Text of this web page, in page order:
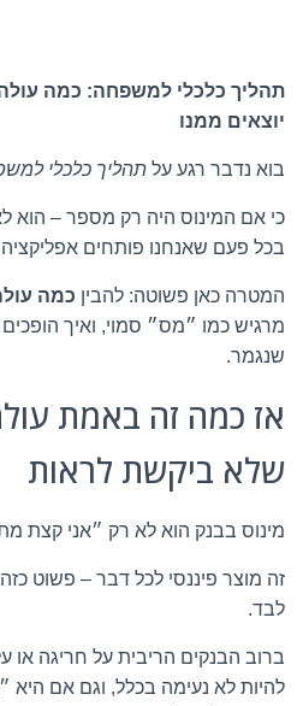
תהליך כלכלי למשפחה: כמה
יוצאים ממנו
בוא נדבר רגע על תהליך כלכלי
כי אם המינוס היה רק מספר – הוא
בכל פעם שאנחנו פותחים
המטרה כאן פשוטה: להבין כמה
מרגיש כמו ״מס״ סמוי, ואיך
שנגמר.
אז כמה זה באמת
שלא ביקשת לראות
מינוס בבנק הוא לא רק ״אני קצת
זה מוצר פיננסי לכל דבר – פשוט
לבד.
ברוב הבנקים הריבית על חריגה או
להיות לא נעימה בכלל, וגם אם היא